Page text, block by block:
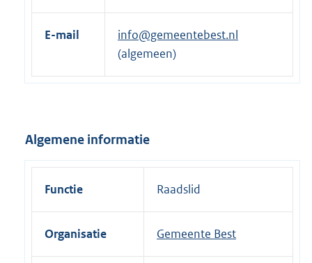
t
e
r
e
n
k
E-mail
info@gemeentebest.nl
(algemeen)
Algemene informatie
Functie Raadslid
Organisatie Gemeente Best